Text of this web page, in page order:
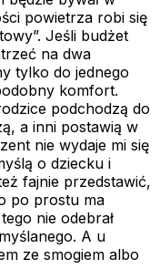
powietrza robi się
Jeśli budżet
na dwa
tylko do jednego
komfort.
podchodzą do
a inni postawią w
nie wydaje mi się
o dziecku i
fajnie przedstawić,
po prostu ma
nie odebrał
A u
ze smogiem albo